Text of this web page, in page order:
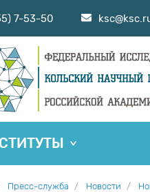
7-53-50
Пресс-служба Новости